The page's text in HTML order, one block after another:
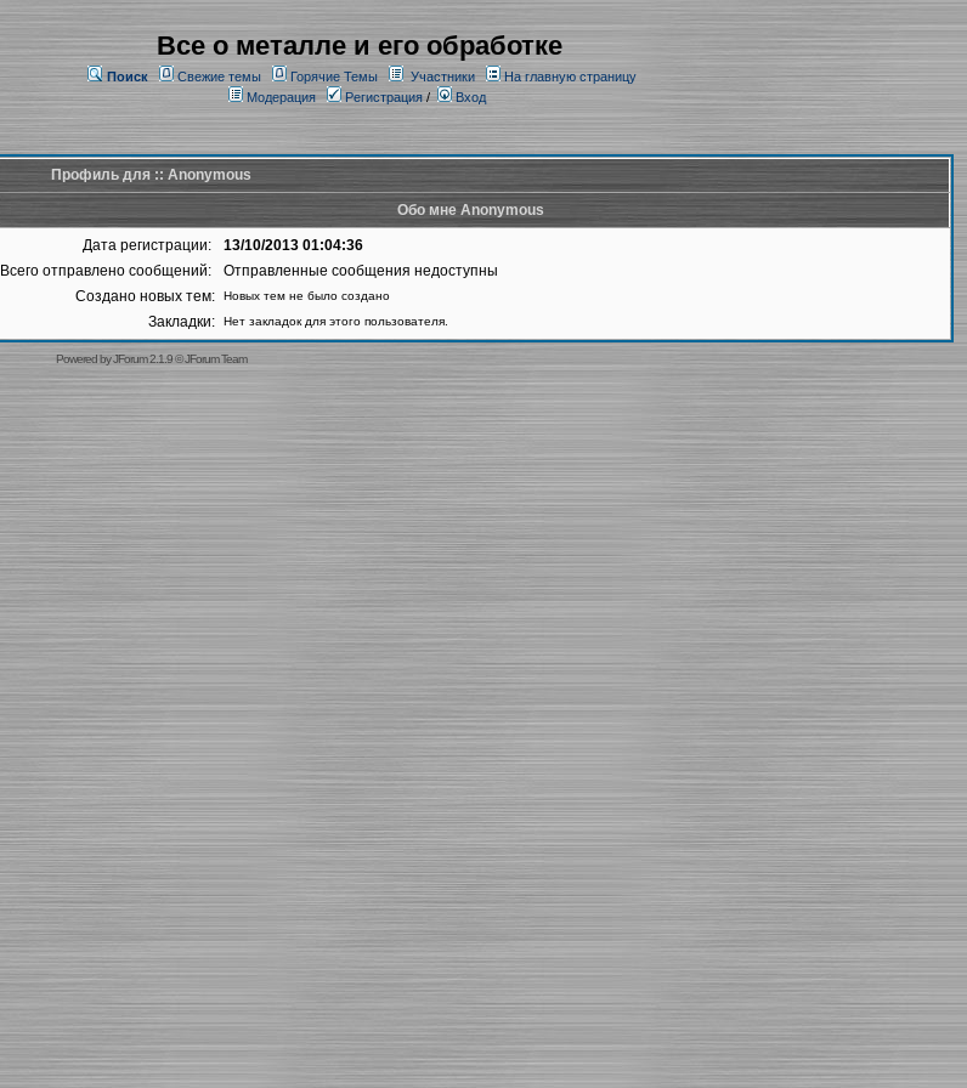
Все о металле и его обработке
Поиск Свежие темы Горячие Темы Участники
На главную страницу
Модерация
Регистрация/ Вход
Профиль для :: Anonymous
Обо мне Anonymous
Дата регистрации:
13/10/2013 01:04:36
Всего отправлено сообщений:
Отправленные сообщения недоступны
Создано новых тем:
Новых тем не было создано
Закладки: Нет закладок для этого пользователя.
Powered byJForum 2.1.9©JForum Team